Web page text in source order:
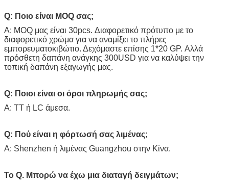
Q: Ποιο είναι MOQ σας;
Α: MOQ μας είναι 30pcs. Διαφορετικό πρότυπο με το
διαφορετικό χρώμα για να αναμίξει το πλήρες
εμπορευματοκιβώτιο. Δεχόμαστε επίσης 1*20 GP. Αλλά
πρόσθετη δαπάνη ανάγκης 300USD για να καλύψει την
τοπική δαπάνη εξαγωγής μας.
Q: Ποιοι είναι οι όροι πληρωμής σας;
Α: TT ή LC άμεσα.
Q: Πού είναι η φόρτωσή σας λιμένας;
Α: Shenzhen ή λιμένας Guangzhou στην Κίνα.
Το Q. Μπορώ να έχω μια διαταγή δειγμάτων;